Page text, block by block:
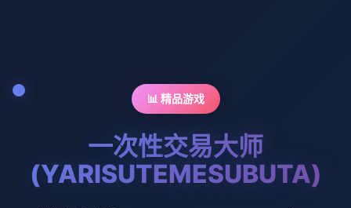
📊 精品游戏
一次性交易大师
(YARISUTEMESUBUTA)